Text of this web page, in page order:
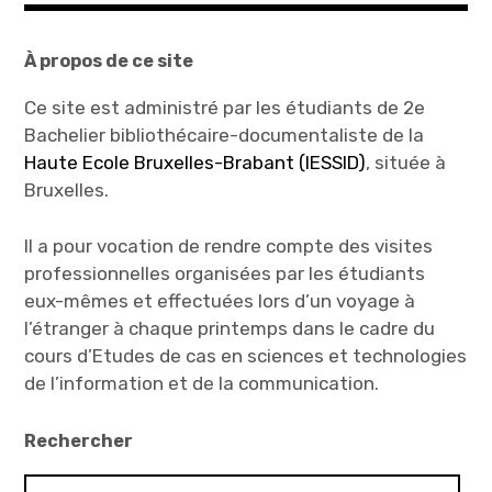
o
e
n
s
u
n
e
n
o
u
l
f
n
t
e
)
(
v
r
a
n
s
u
n
e
l
e
e
ê
r
e
)
À propos de ce site
Ce site est administré par les étudiants de 2e
Bachelier bibliothécaire-documentaliste de la
Haute Ecole Bruxelles-Brabant (IESSID), située à
Bruxelles.
Il a pour vocation de rendre compte des visites
professionnelles organisées par les étudiants
eux-mêmes et effectuées lors d’un voyage à
l’étranger à chaque printemps dans le cadre du
cours d’Etudes de cas en sciences et technologies
de l’information et de la communication.
Rechercher